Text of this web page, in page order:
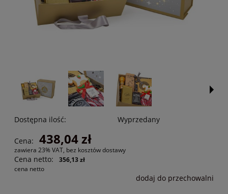
Dostępna ilość: Wyprzedany
Cena: 438,04 zł
zawiera 23% VAT, bez kosztów dostawy
Cena netto:
356,13 zł
cena netto
dodaj do przechowalni